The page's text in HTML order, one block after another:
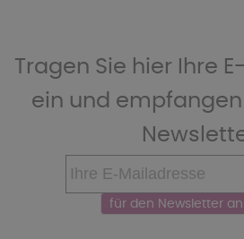
Tragen Sie hier Ihre
ein und empfangen